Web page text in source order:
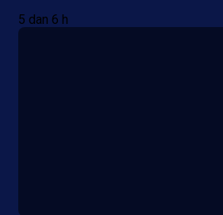
5 dan 6 h